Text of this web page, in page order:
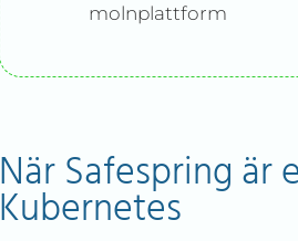
molnplattform
När Safespring
Kubernetes